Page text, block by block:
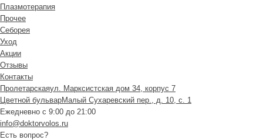
Плазмотерапия
Прочее
Себорея
Уход
Акции
Отзывы
Контакты
Пролетарскаяул. Марксистская дом 34, корпус 7
Цветной бульварМалый Сухаревский пер., д. 10, с. 1
Ежедневно с 9:00 до 21:00
info@doktorvolos.ru
Есть вопрос?